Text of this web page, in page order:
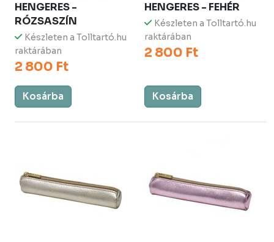
HENGERES -
RÓZSASZÍN
Készleten a Tolltartó.hu
raktárában
2 800 Ft
Kosárba
HENGERES - FEHÉR
Készleten a Tolltartó.hu
raktárában
2 800 Ft
Kosárba